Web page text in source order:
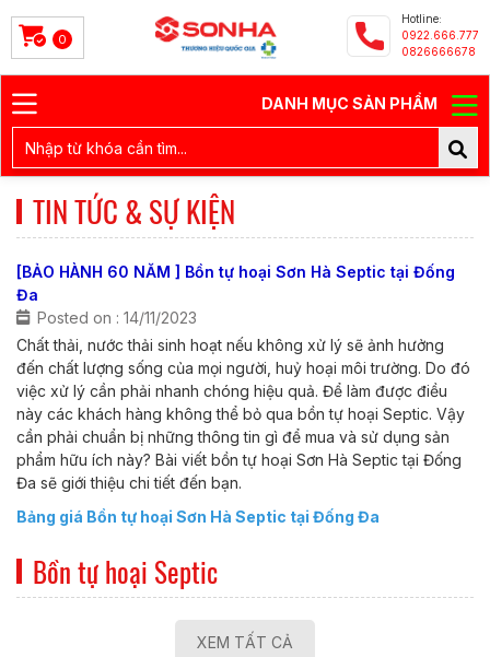
0
Hotline:
0922.666.777
0826666678
DANH MỤC SẢN PHẨM
TIN TỨC & SỰ KIỆN
[BẢO HÀNH 60 NĂM ] Bồn tự hoại Sơn Hà Septic tại Đống
Đa
Posted on : 14/11/2023
Chất thải, nước thải sinh hoạt nếu không xử lý sẽ ảnh hưởng
đến chất lượng sống của mọi người, huỷ hoại môi trường. Do đó
việc xử lý cần phải nhanh chóng hiệu quả. Để làm được điều
này các khách hàng không thể bỏ qua bồn tự hoại Septic. Vậy
cần phải chuẩn bị những thông tin gì để mua và sử dụng sản
phẩm hữu ích này? Bài viết bồn tự hoại Sơn Hà Septic tại Đống
Đa sẽ giới thiệu chi tiết đến bạn.
Bảng giá Bồn tự hoại Sơn Hà Septic tại Đống Đa
Bồn tự hoại Septic
XEM TẤT CẢ